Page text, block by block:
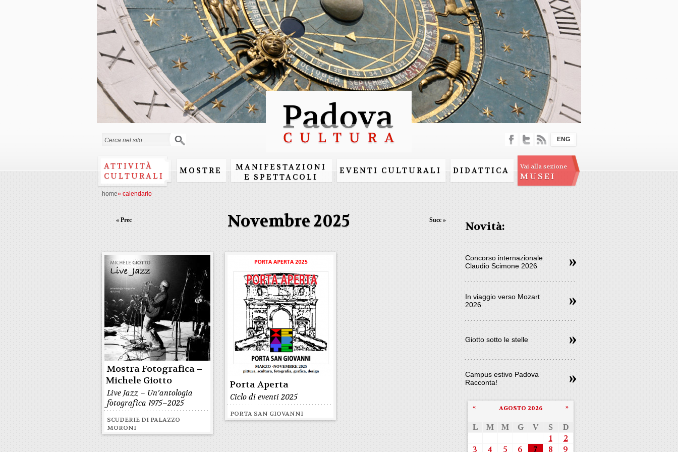
Salta al
contenuto
principale
Form di ricerca
ATTIVITÀ
CULTURALI
MOSTRE
MANIFESTAZIONI
E SPETTACOLI
EVENTI CULTURALI DIDATTICA Vai alla sezione
MUSEI
ENG
home» calendario
Novembre 2025
« Prec Succ »
Mostra Fotografica –
Michele Giotto
Live Jazz – Un’antologia
fotografica 1975–2025
SCUDERIE DI PALAZZO
MORONI
Porta Aperta
Ciclo di eventi 2025
PORTA SAN GIOVANNI
Novità:
Concorso internazionale
Claudio Scimone 2026
In viaggio verso Mozart
2026
Giotto sotto le stelle
Campus estivo Padova
Racconta!
AGOSTO 2026
« »
L M M G V S D
1
2
3
4 5 6 7 8 9